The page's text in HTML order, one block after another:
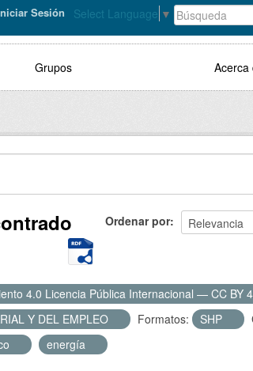
Select Language ▼
Sesión
Grupos Acerca
Ordenar por
4.0 Licencia Pública Internacional — CC BY
Y DEL EMPLEO Formatos: SHP
energía